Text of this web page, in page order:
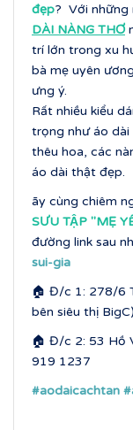
đẹp? Với những
DÀI NÀNG THƠ
trí lớn trong xu
bà mẹ uyên
ưng ý.
Rất nhiều kiểu
trọng như áo dài
thêu hoa, các
áo dài thật đẹp.
ãy cùng chiêm
SƯU TẬP ''MẸ
đường link sau
sui-gia
🏠 Đ/c 1: 278/6
bên siêu thị
🏠 Đ/c 2: 53 Hồ
919 1237
#aodaicachtan